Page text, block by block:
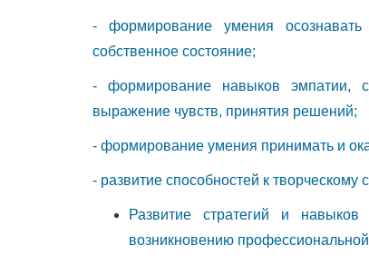
- формирование умения
собственное состояние;
- формирование навыков эмпатии,
выражение чувств, принятия решений;
- формирование умения принимать и
- развитие способностей к
Развитие стратегий и
возникновению